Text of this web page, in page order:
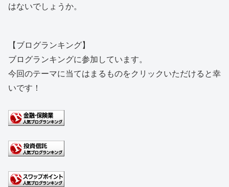
はないでしょうか。
【ブログランキング】
ブログランキングに参加しています。
今回のテーマに当てはまるものをクリックいただけると幸
いです！